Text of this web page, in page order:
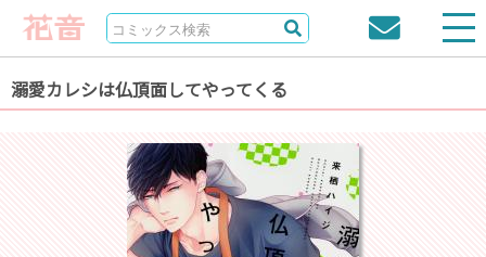
溺愛カレシは仏頂面してやってくる